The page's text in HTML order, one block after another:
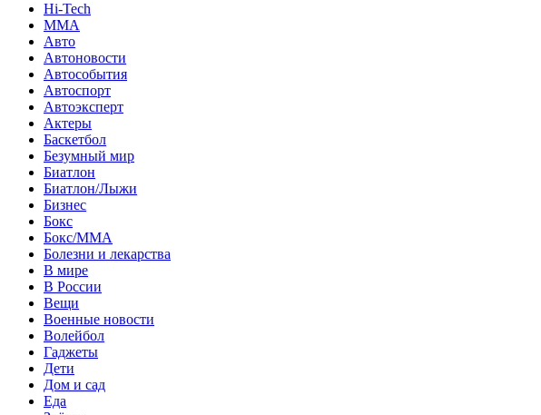
Hi-Tech
MMA
Авто
Автоновости
Автособытия
Автоспорт
Автоэксперт
Актеры
Баскетбол
Безумный мир
Биатлон
Биатлон/Лыжи
Бизнес
Бокс
Бокс/MMA
Болезни и лекарства
В мире
В России
Вещи
Военные новости
Волейбол
Гаджеты
Дети
Дом и сад
Еда